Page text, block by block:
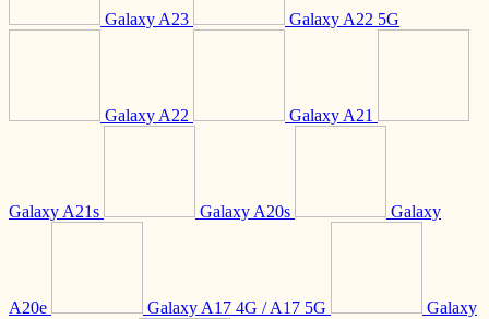
Galaxy A23 Galaxy A22 5G
Galaxy A22 Galaxy A21
Galaxy A21s Galaxy A20s Galaxy
A20e Galaxy A17 4G / A17 5G Galaxy